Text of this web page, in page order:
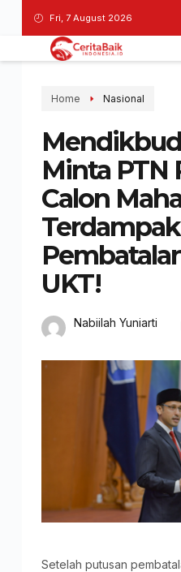
Fri, 7 August 2026
Home Nasional
Minta PTN
Calon
UKT!
Nabiilah Yuniarti
Setelah putusan